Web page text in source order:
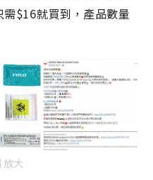
$16就買到，產品數量
放大